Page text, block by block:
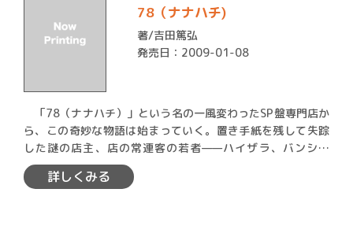
78（ナナハチ)
著/吉田篤弘
発売日：2009-01-08
「78（ナナハチ）」という名の一風変わったSP盤専門店か
ら、この奇妙な物語は始まっていく。置き手紙を残して失踪
した謎の店主、店の常連客の若者——ハイザラ、バンシャ
ク、二…
詳しくみる